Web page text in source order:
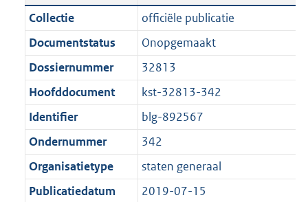
c
t
i
e
n
f
o
r
t
:
2
,
7
M
b
n
d
s
r
o
o
t
e
:
a
n
d
g
r
o
t
t
e
Collectie
officiële publicatie
Documentstatus
Onopgemaakt
Dossiernummer
32813
Hoofddocument
kst-32813-342
Identifier
blg-892567
Ondernummer
342
Organisatietype
staten generaal
Publicatiedatum
2019-07-15